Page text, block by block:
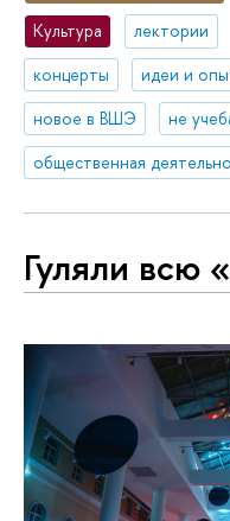
Культура
лектории
концерты
идеи и
новое в ВШЭ
не
общественная
Гуляли всю